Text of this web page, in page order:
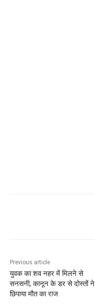
Previous article
युवक का शव नहर में मिलने से
सनसनी, कानून के डर से दोस्तों ने
छिपाया मौत का राज